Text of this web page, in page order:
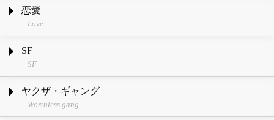
恋愛
Love
SF
SF
ヤクザ・ギャング
Worthless gang